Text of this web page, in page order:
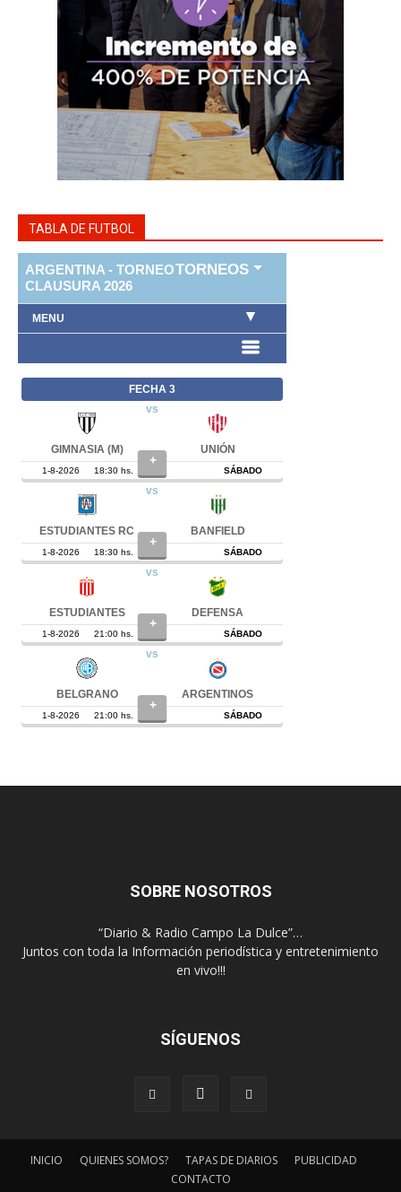
TABLA DE FUTBOL
SOBRE NOSOTROS
“Diario & Radio Campo La Dulce”…
Juntos con toda la Información periodística y entretenimiento
en vivo!!!
SÍGUENOS
INICIO QUIENES SOMOS? TAPAS DE DIARIOS
PUBLICIDAD
CONTACTO